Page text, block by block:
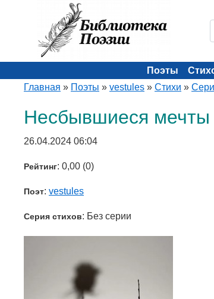
Поэты
Главная » Поэты » vestules » Стихи »
Несбывшиеся мечты
26.04.2024 06:04
Рейтинг: 0,00 (0)
Поэт: vestules
Серия стихов: Без серии